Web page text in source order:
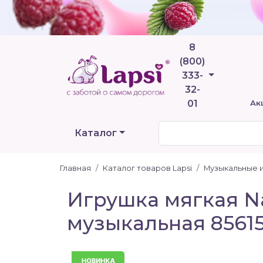
8
(800)
333-
32-
01
Телефоны
Каталог
Главная Каталог товаров Lapsi Музыкальные
Игрушка мягкая
музыкальная